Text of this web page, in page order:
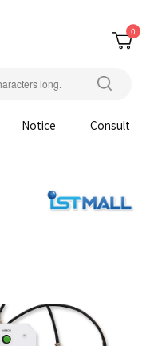
0
Notice Consult